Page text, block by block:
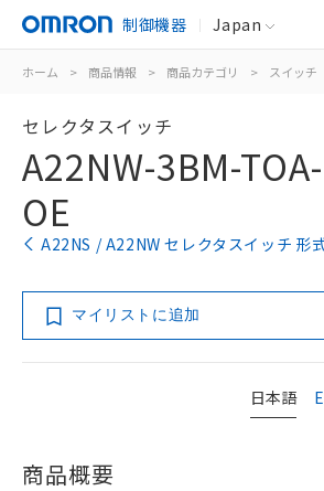
制御機器 Japan
ホーム > 商品情報 > 商品カテゴリ > スイッチ
セレクタスイッチ
A22NW-3BM-
OE
A22NS / A22NW セレクタスイッチ 形
マイリストに追加
日本語
商品概要